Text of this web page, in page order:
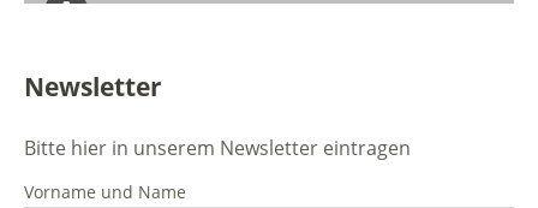
Newsletter
Bitte hier in unserem Newsletter eintragen
Vorname und Name